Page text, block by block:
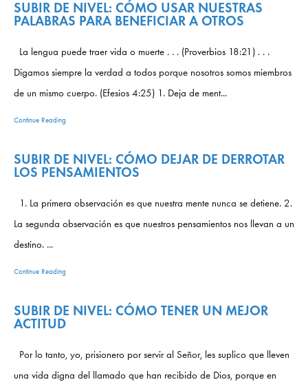
SUBIR DE NIVEL: CÓMO USAR NUESTRAS
PALABRAS PARA BENEFICIAR A OTROS
La lengua puede traer vida o muerte . . . (Proverbios 18:21) . . .
Digamos siempre la verdad a todos porque nosotros somos miembros
de un mismo cuerpo. (Efesios 4:25) 1. Deja de ment...
Continue Reading
SUBIR DE NIVEL: CÓMO DEJAR DE DERROTAR
LOS PENSAMIENTOS
1. La primera observación es que nuestra mente nunca se detiene. 2.
La segunda observación es que nuestros pensamientos nos llevan a un
destino. ...
Continue Reading
SUBIR DE NIVEL: CÓMO TENER UN MEJOR
ACTITUD
Por lo tanto, yo, prisionero por servir al Señor, les suplico que lleven
una vida digna del llamado que han recibido de Dios, porque en